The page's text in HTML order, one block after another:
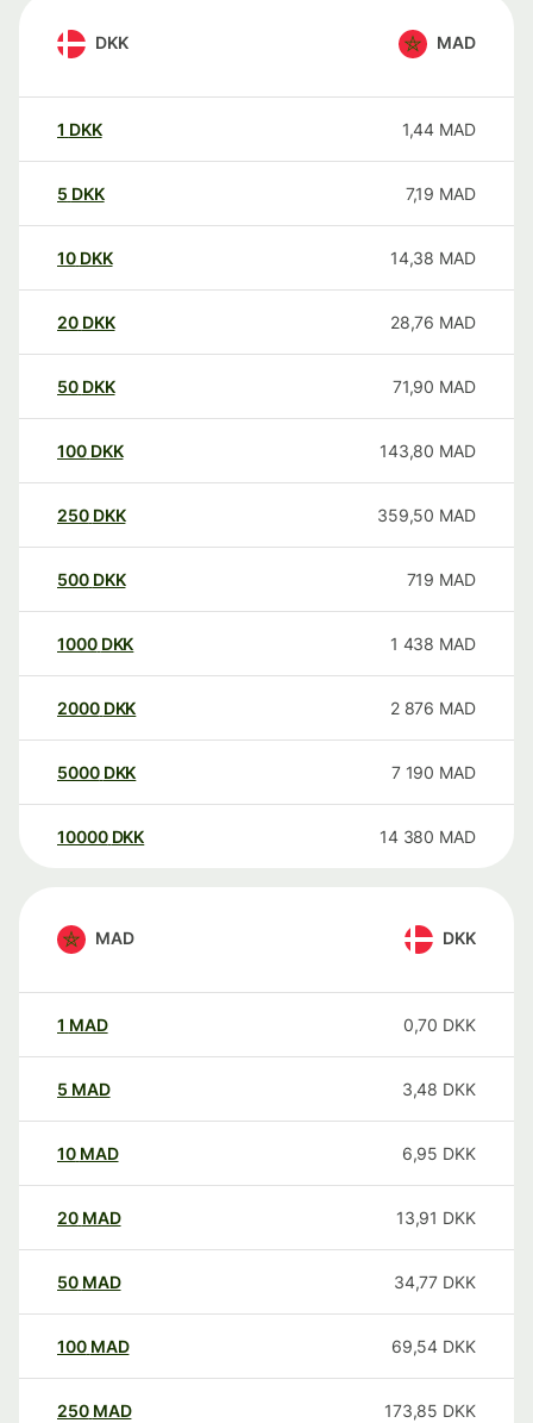
DKK MAD
1 DKK 1,44 MAD
5 DKK 7,19 MAD
10 DKK 14,38 MAD
20 DKK 28,76 MAD
50 DKK 71,90 MAD
100 DKK 143,80 MAD
250 DKK 359,50 MAD
500 DKK 719 MAD
1000 DKK 1 438 MAD
2000 DKK 2 876 MAD
5000 DKK 7 190 MAD
10000 DKK 14 380 MAD
MAD DKK
1 MAD 0,70 DKK
5 MAD 3,48 DKK
10 MAD 6,95 DKK
20 MAD 13,91 DKK
50 MAD 34,77 DKK
100 MAD 69,54 DKK
250 MAD 173,85 DKK